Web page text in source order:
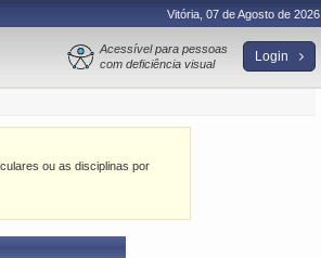
Vitória, 07 de Agosto de 2026
Acessível para pessoas
com deficiência visual
Login
ou as disciplinas por